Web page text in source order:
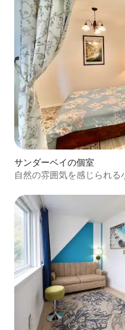
サンダーベイの個室
自然の雰囲気を感じられ